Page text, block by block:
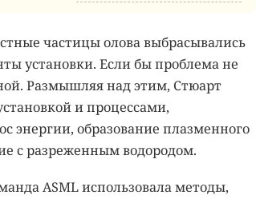
частицы олова выбрасывались
установки. Если бы проблема не
Размышляя над этим, Стюарт
и процессами,
энергии, образование плазменного
с разреженным водородом.
ASML использовала методы,